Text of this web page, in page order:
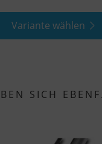
Variante wählen
SICH